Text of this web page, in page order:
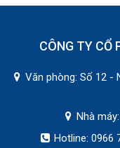
CÔNG TY CỔ
Văn phòng: Số 12 -
Nhà
Hotline: 0966